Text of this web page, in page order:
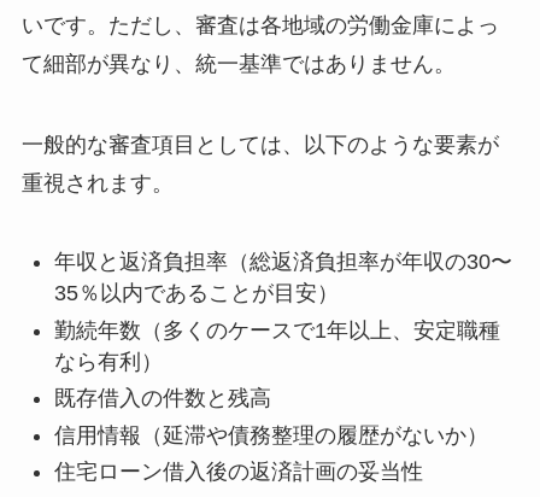
いです。ただし、審査は各地域の労働金庫によっ
て細部が異なり、統一基準ではありません。
一般的な審査項目としては、以下のような要素が
重視されます。
年収と返済負担率（総返済負担率が年収の30〜
35％以内であることが目安）
勤続年数（多くのケースで1年以上、安定職種
なら有利）
既存借入の件数と残高
信用情報（延滞や債務整理の履歴がないか）
住宅ローン借入後の返済計画の妥当性